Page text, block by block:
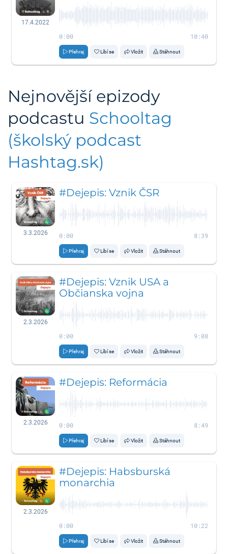
17.4.2022
0:00 10:40
Přehraj Líbí se Vložit Stáhnout
Nejnovější epizody
podcastu Schooltag
(školský podcast
Hashtag.sk)
3.3.2026
#Dejepis: Vznik ČSR
0:00 8:39
Přehraj Líbí se Vložit Stáhnout
2.3.2026
#Dejepis: Vznik USA a
Občianska vojna
0:00 9:08
Přehraj Líbí se Vložit Stáhnout
2.3.2026
#Dejepis: Reformácia
0:00 8:49
Přehraj Líbí se Vložit Stáhnout
2.3.2026
#Dejepis: Habsburská
monarchia
0:00 10:22
Přehraj Líbí se Vložit Stáhnout